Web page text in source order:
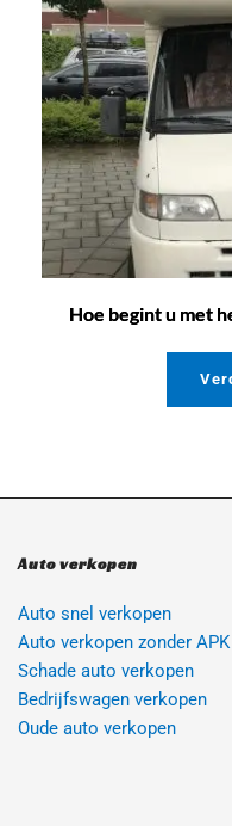
Hoe begint u met
Auto verkopen
Auto snel verkopen
Auto verkopen zonder APK
Schade auto verkopen
Bedrijfswagen verkopen
Oude auto verkopen